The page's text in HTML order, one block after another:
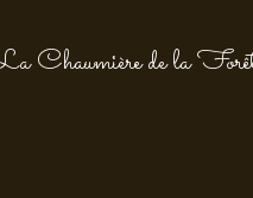
Chaumière de la